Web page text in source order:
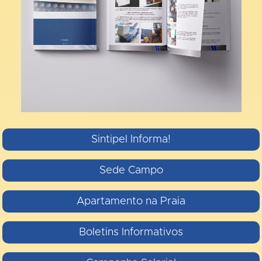
Sintipel Informa!
Sede Campo
Apartamento na Praia
Boletins Informativos